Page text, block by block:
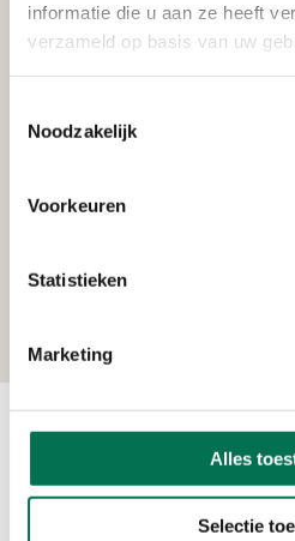
informatie die u aan ze heeft
verzameld op basis van uw
Noodzakelijk
Voorkeuren
Statistieken
Marketing
Alles
Selectie
24/7 Fitness B.V.
Markt 167, 3351 PA
Ma t/m vr 08:00 tot 16:30 uur